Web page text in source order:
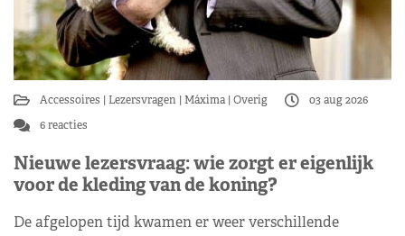
Accessoires Lezersvragen Máxima Overig
03 aug 2026
6 reacties
Nieuwe lezersvraag: wie zorgt er eigenlijk
voor de kleding van de koning?
De afgelopen tijd kwamen er weer verschillende